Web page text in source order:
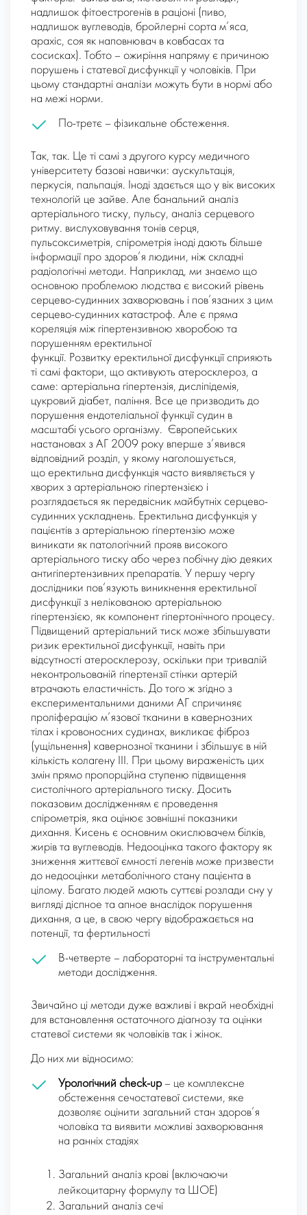
надлишок фітоестрогенів в раціоні (пиво,
надлишок вуглеводів, бройлерні сорта м’яса,
арахіс, соя як наповнювач в ковбасах та
сосисках). Тобто – ожиріння напряму є причиною
порушень і статевої дисфункції у чоловіків. При
цьому стандартні аналізи можуть бути в нормі або
на межі норми.
По-третє – фізикальне обстеження.
Так, так. Це ті самі з другого курсу медичного
університету базові навички: аускультація,
перкусія, пальпація. Іноді здається що у вік високих
технологій це зайве. Але банальний аналіз
артеріального тиску, пульсу, аналіз серцевого
ритму. вислуховування тонів серця,
пульсоксиметрія, спірометрія іноді дають більше
інформації про здоров’я людини, ніж складні
радіологічні методи. Наприклад, ми знаємо що
основною проблемою людства є високий рівень
серцево-судинних захворювань і пов’язаних з цим
серцево-судинних катастроф. Але є пряма
кореляція між гіпертензивною хворобою та
порушенням еректильної
функції. Розвитку еректильної дисфункції сприяють
ті самі фактори, що активують атеросклероз, а
саме: артеріальна гіпертензія, дисліпідемія,
цукровий діабет, паління. Все це призводить до
порушення ендотеліальної функції судин в
масштабі усього організму. Європейських
настановах з АГ 2009 року вперше з’явився
відповідний розділ, у якому наголошується,
що еректильна дисфункція часто виявляється у
хворих з артеріальною гіпертензією і
розглядається як передвісник майбутніх серцево-
судинних ускладнень. Еректильна дисфункція у
пацієнтів з артеріальною гіпертензію може
виникати як патологічний прояв високого
артеріального тиску або через побічну дію деяких
антигіпертензивних препаратів. У першу чергу
дослідники пов’язують виникнення еректильної
дисфункції з нелікованою артеріальною
гіпертензією, як компонент гіпертонічного процесу.
Підвищений артеріальний тиск може збільшувати
ризик еректильної дисфункції, навіть при
відсутності атеросклерозу, оскільки при тривалій
неконтрольованій гіпертензії стінки артерій
втрачають еластичність. До того ж згідно з
експериментальними даними АГ спричиняє
проліферацію м’язової тканини в кавернозних
тілах і кровоносних судинах, викликає фіброз
(ущільнення) кавернозної тканини і збільшує в ній
кількість колагену ІІІ. При цьому вираженість цих
змін прямо пропорційна ступеню підвищення
систолічного артеріального тиску. Досить
показовим дослідженням є проведення
спірометрія, яка оцінює зовнішні показники
дихання. Кисень є основним окислювачем білків,
жирів та вуглеводів. Недооцінка такого фактору як
зниження життєвої ємності легенів може призвести
до недооцінки метаболічного стану пацієнта в
цілому. Багато людей мають суттєві розлади сну у
вигляді діспное та апное внаслідок порушення
дихання, а це, в свою чергу відображається на
потенції, та фертильності
В-четверте – лабораторні та інструментальні
методи дослідження.
Звичайно ці методи дуже важливі і вкрай необхідні
для встановлення остаточного діагнозу та оцінки
статевої системи як чоловіків так і жінок.
До них ми відносимо:
Урологічний check-up– це комплексне
обстеження сечостатевої системи, яке
дозволяє оцінити загальний стан здоров’я
чоловіка та виявити можливі захворювання
на ранніх стадіях
Загальний аналіз крові (включаючи
лейкоцитарну формулу та ШОЕ)
Загальний аналіз сечі